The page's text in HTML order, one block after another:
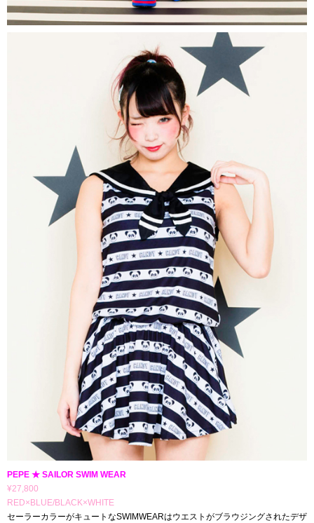
PEPE ★ SAILOR SWIM WEAR
¥27,800
RED×BLUE/BLACK×WHITE
セーラーカラーがキュートなSWIMWEARはウエストがブラウジングされたデザ